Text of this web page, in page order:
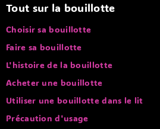
Tout sur la bouillotte
Choisir sa bouillotte
Faire sa bouillotte
L'histoire de la bouillotte
Acheter une bouillotte
Utiliser une bouillotte dans le lit
Précaution d'usage